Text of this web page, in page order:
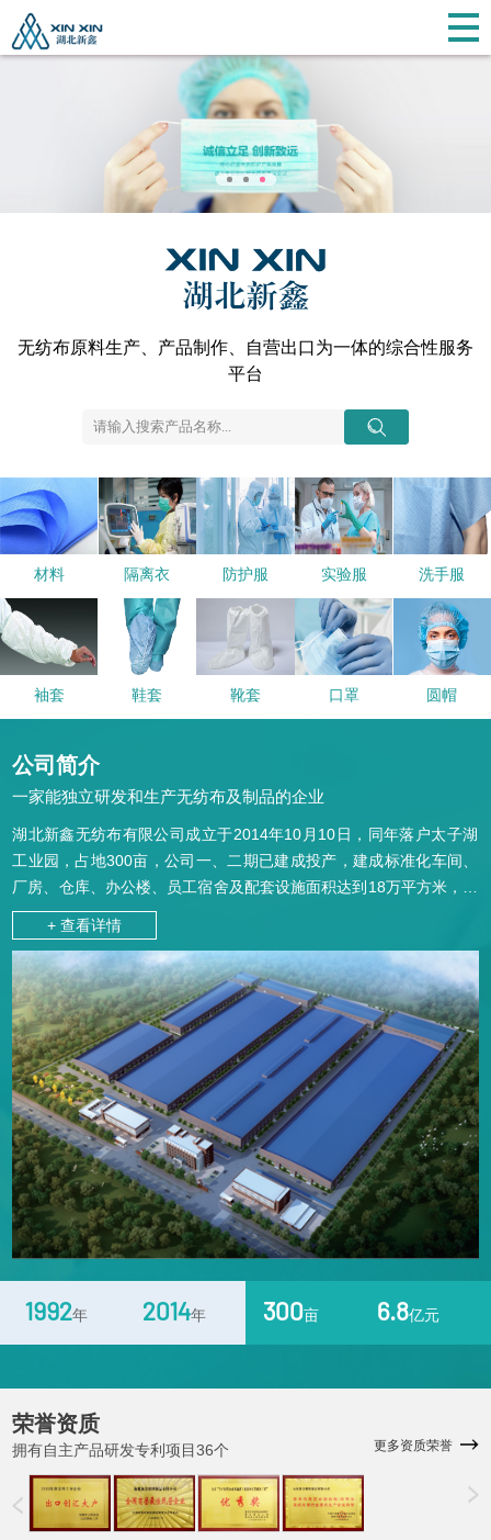
无纺布原料生产、产品制作、自营出口为一体的综合性服务
平台
材料 隔离衣 防护服 实验服 洗手服
袖套 鞋套 靴套 口罩 圆帽
公司简介
一家能独立研发和生产无纺布及制品的企业
湖北新鑫无纺布有限公司 成立于2014年10月10日，同年落户太子湖
工业园，占地300亩，公司一、二期已建成投产，建成标准化车间、
厂房、仓库、办公楼、员工宿舍及配套设施面积达到18万平方米，投
资已达6.8亿元。兄弟公司：仙桃新发塑料制品有限公司、仙桃市立
新无纺布有限公司、仙桃市彭场立新塑料有限公司
+ 查看详情
1992年 2014年 300亩 6.8亿元
更多资质荣誉
荣誉资质
拥有自主产品研发专利项目36个